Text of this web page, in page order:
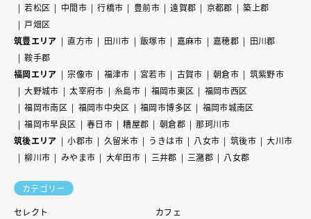
若松区
中間市 行橋市 豊前市 遠賀郡 京都郡
築上郡
戸畑区
筑豊エリア
直方市 田川市 飯塚市 嘉麻市 嘉穂郡
田川郡
鞍手郡
福岡エリア
宗像市 福津市 宮若市 古賀市 朝倉市
筑紫野市
大野城市
太宰府市 糸島市 福岡市東区
福岡市西区
福岡市南区
福岡市中央区 福岡市博多区
福岡市城南区
福岡市早良区
春日市 糟屋郡 朝倉郡
那珂川市
筑後エリア
小郡市 久留米市 うきは市 八女市 筑後市
大川市
柳川市
みやま市 大牟田市 三井郡 三潴郡 八女郡
カテゴリー
セレクト
カフェ